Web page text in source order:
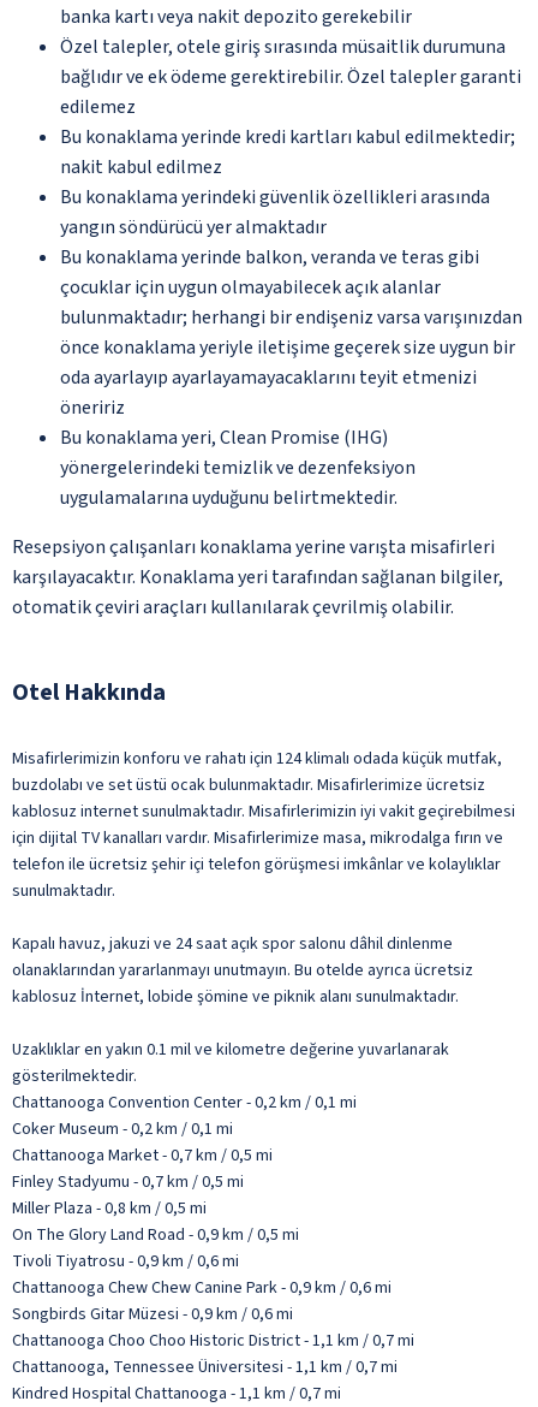
banka kartı veya nakit depozito gerekebilir
Özel talepler, otele giriş sırasında müsaitlik durumuna
bağlıdır ve ek ödeme gerektirebilir. Özel talepler garanti
edilemez
Bu konaklama yerinde kredi kartları kabul edilmektedir;
nakit kabul edilmez
Bu konaklama yerindeki güvenlik özellikleri arasında
yangın söndürücü yer almaktadır
Bu konaklama yerinde balkon, veranda ve teras gibi
çocuklar için uygun olmayabilecek açık alanlar
bulunmaktadır; herhangi bir endişeniz varsa varışınızdan
önce konaklama yeriyle iletişime geçerek size uygun bir
oda ayarlayıp ayarlayamayacaklarını teyit etmenizi
öneririz
Bu konaklama yeri, Clean Promise (IHG)
yönergelerindeki temizlik ve dezenfeksiyon
uygulamalarına uyduğunu belirtmektedir.
Resepsiyon çalışanları konaklama yerine varışta misafirleri
karşılayacaktır. Konaklama yeri tarafından sağlanan bilgiler,
otomatik çeviri araçları kullanılarak çevrilmiş olabilir.
Otel Hakkında
Misafirlerimizin konforu ve rahatı için 124 klimalı odada küçük mutfak,
buzdolabı ve set üstü ocak bulunmaktadır. Misafirlerimize ücretsiz
kablosuz internet sunulmaktadır. Misafirlerimizin iyi vakit geçirebilmesi
için dijital TV kanalları vardır. Misafirlerimize masa, mikrodalga fırın ve
telefon ile ücretsiz şehir içi telefon görüşmesi imkânlar ve kolaylıklar
sunulmaktadır.
Kapalı havuz, jakuzi ve 24 saat açık spor salonu dâhil dinlenme
olanaklarından yararlanmayı unutmayın. Bu otelde ayrıca ücretsiz
kablosuz İnternet, lobide şömine ve piknik alanı sunulmaktadır.
Uzaklıklar en yakın 0.1 mil ve kilometre değerine yuvarlanarak
gösterilmektedir.
Chattanooga Convention Center - 0,2 km / 0,1 mi
Coker Museum - 0,2 km / 0,1 mi
Chattanooga Market - 0,7 km / 0,5 mi
Finley Stadyumu - 0,7 km / 0,5 mi
Miller Plaza - 0,8 km / 0,5 mi
On The Glory Land Road - 0,9 km / 0,5 mi
Tivoli Tiyatrosu - 0,9 km / 0,6 mi
Chattanooga Chew Chew Canine Park - 0,9 km / 0,6 mi
Songbirds Gitar Müzesi - 0,9 km / 0,6 mi
Chattanooga Choo Choo Historic District - 1,1 km / 0,7 mi
Chattanooga, Tennessee Üniversitesi - 1,1 km / 0,7 mi
Kindred Hospital Chattanooga - 1,1 km / 0,7 mi